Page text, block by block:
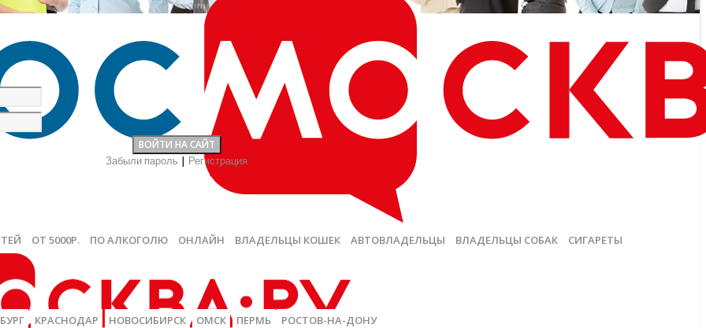
Забыли пароль Регистрация
ОТ 5000Р. ПО АЛКОГОЛЮ ОНЛАЙН ВЛАДЕЛЬЦЫ КОШЕК АВТОВЛАДЕЛЬЦЫ ВЛАДЕЛЬЦЫ СОБАК СИГАРЕТЫ
КРАСНОДАР НОВОСИБИРСК ОМСК ПЕРМЬ РОСТОВ-НА-ДОНУ